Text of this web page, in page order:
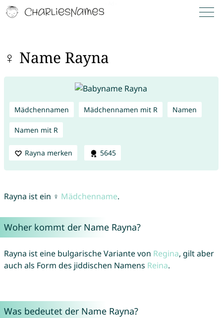
♀ Name Rayna
Mädchennamen Mädchennamen mit R Namen
Namen mit R
Rayna merken 5645
Rayna ist ein ♀ Mädchenname.
Woher kommt der Name Rayna?
Rayna ist eine bulgarische Variante von Regina, gilt aber
auch als Form des jiddischen Namens Reina.
Was bedeutet der Name Rayna?